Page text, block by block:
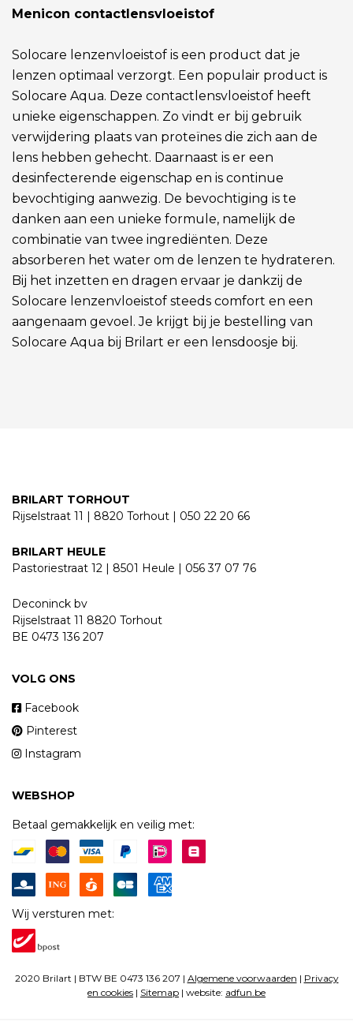
Menicon contactlensvloeistof
Solocare lenzenvloeistof is een product dat je
lenzen optimaal verzorgt. Een populair product is
Solocare Aqua. Deze contactlensvloeistof heeft
unieke eigenschappen. Zo vindt er bij gebruik
verwijdering plaats van proteïnes die zich aan de
lens hebben gehecht. Daarnaast is er een
desinfecterende eigenschap en is continue
bevochtiging aanwezig. De bevochtiging is te
danken aan een unieke formule, namelijk de
combinatie van twee ingrediënten. Deze
absorberen het water om de lenzen te hydrateren.
Bij het inzetten en dragen ervaar je dankzij de
Solocare lenzenvloeistof steeds comfort en een
aangenaam gevoel. Je krijgt bij je bestelling van
Solocare Aqua bij Brilart er een lensdoosje bij.
BRILART TORHOUT
Rijselstraat 11 | 8820 Torhout | 050 22 20 66
BRILART HEULE
Pastoriestraat 12 | 8501 Heule | 056 37 07 76
Deconinck bv
Rijselstraat 11 8820 Torhout
BE 0473 136 207
VOLG ONS
Facebook
Pinterest
Instagram
WEBSHOP
Betaal gemakkelijk en veilig met:
Wij versturen met:
2020 Brilart | BTW BE 0473 136 207 | Algemene voorwaarden | Privacy
en cookies | Sitemap | website: adfun.be